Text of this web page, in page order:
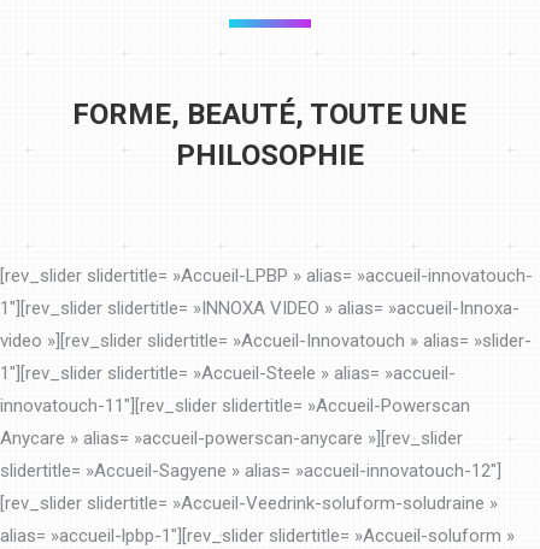
FORME, BEAUTÉ, TOUTE UNE
PHILOSOPHIE
[rev_slider slidertitle= »Accueil-LPBP » alias= »accueil-innovatouch-
1″][rev_slider slidertitle= »INNOXA VIDEO » alias= »accueil-Innoxa-
video »][rev_slider slidertitle= »Accueil-Innovatouch » alias= »slider-
1″][rev_slider slidertitle= »Accueil-Steele » alias= »accueil-
innovatouch-11″][rev_slider slidertitle= »Accueil-Powerscan
Anycare » alias= »accueil-powerscan-anycare »][rev_slider
slidertitle= »Accueil-Sagyene » alias= »accueil-innovatouch-12″]
[rev_slider slidertitle= »Accueil-Veedrink-soluform-soludraine »
alias= »accueil-lpbp-1″][rev_slider slidertitle= »Accueil-soluform »